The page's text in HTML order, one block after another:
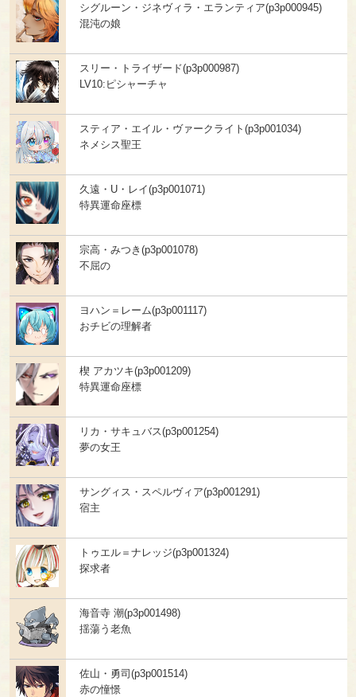
シグルーン・ジネヴィラ・エランティア(p3p000945)
混沌の娘
スリー・トライザード(p3p000987)
LV10:ピシャーチャ
スティア・エイル・ヴァークライト(p3p001034)
ネメシス聖王
久遠・U・レイ(p3p001071)
特異運命座標
宗高・みつき(p3p001078)
不屈の
ヨハン＝レーム(p3p001117)
おチビの理解者
楔 アカツキ(p3p001209)
特異運命座標
リカ・サキュバス(p3p001254)
夢の女王
サングィス・スペルヴィア(p3p001291)
宿主
トゥエル＝ナレッジ(p3p001324)
探求者
海音寺 潮(p3p001498)
揺蕩う老魚
佐山・勇司(p3p001514)
赤の憧憬